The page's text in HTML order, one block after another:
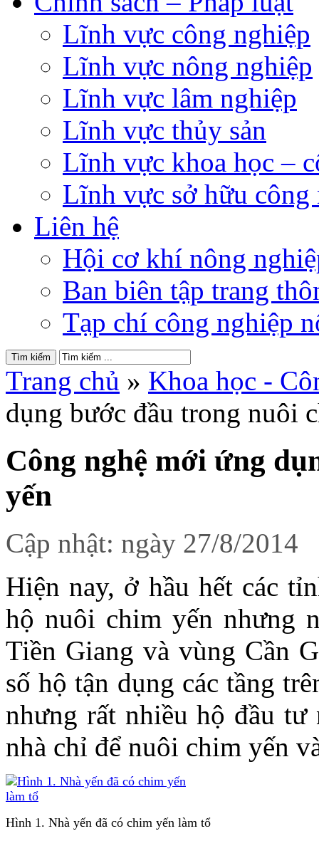
Lĩnh vực công nghiệp
Lĩnh vực nông nghiệp
Lĩnh vực lâm nghiệp
Lĩnh vực thủy sản
Lĩnh vực khoa học –
Lĩnh vực sở hữu công
Liên hệ
Hội cơ khí nông
Ban biên tập trang
Tạp chí công nghiệp
Trang chủ » Khoa học -
dụng bước đầu trong nuôi
Công nghệ mới ứng
yến
Cập nhật: ngày 27/8/2014
Hiện nay, ở hầu hết các
hộ nuôi chim yến nhưng
Tiền Giang và vùng Cần
số hộ tận dụng các tầng
nhưng rất nhiều hộ đầu
nhà chỉ để nuôi chim yến
Hình 1. Nhà yến đã có chim yến làm tổ